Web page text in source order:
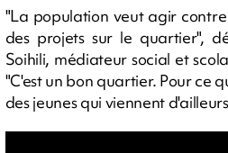
"La population veut agir
des projets sur le quartier",
Soihili, médiateur social et
"C'est un bon quartier. Pour ce
des jeunes qui viennent